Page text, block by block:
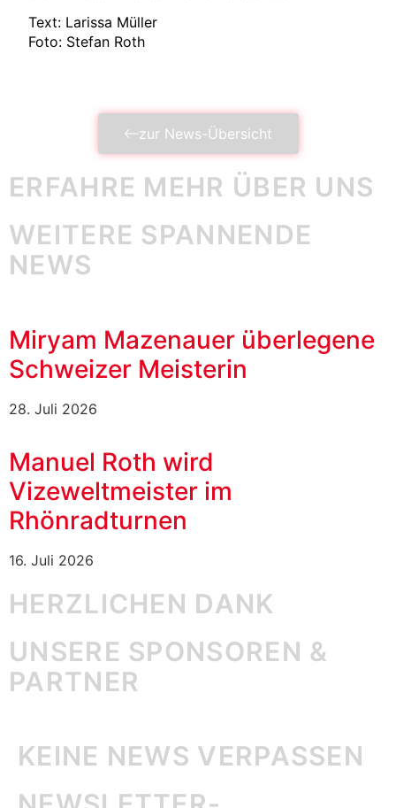
Text: Larissa Müller
Foto: Stefan Roth
zur News-Übersicht
ERFAHRE MEHR ÜBER UNS
WEITERE SPANNENDE
NEWS
Miryam Mazenauer überlegene
Schweizer Meisterin
28. Juli 2026
Manuel Roth wird
Vizeweltmeister im
Rhönradturnen
16. Juli 2026
HERZLICHEN DANK
UNSERE SPONSOREN &
PARTNER
KEINE NEWS VERPASSEN